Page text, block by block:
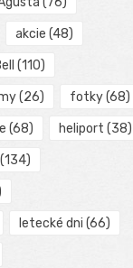
akcie (48)
(110)
(26) fotky(68)
(68) heliport (38)
(134)
letecké dni (66)